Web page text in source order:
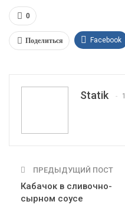
0
Поделиться Facebook
Statik
ПРЕДЫДУЩИЙ ПОСТ
Кабачок в сливочно-
сырном соусе